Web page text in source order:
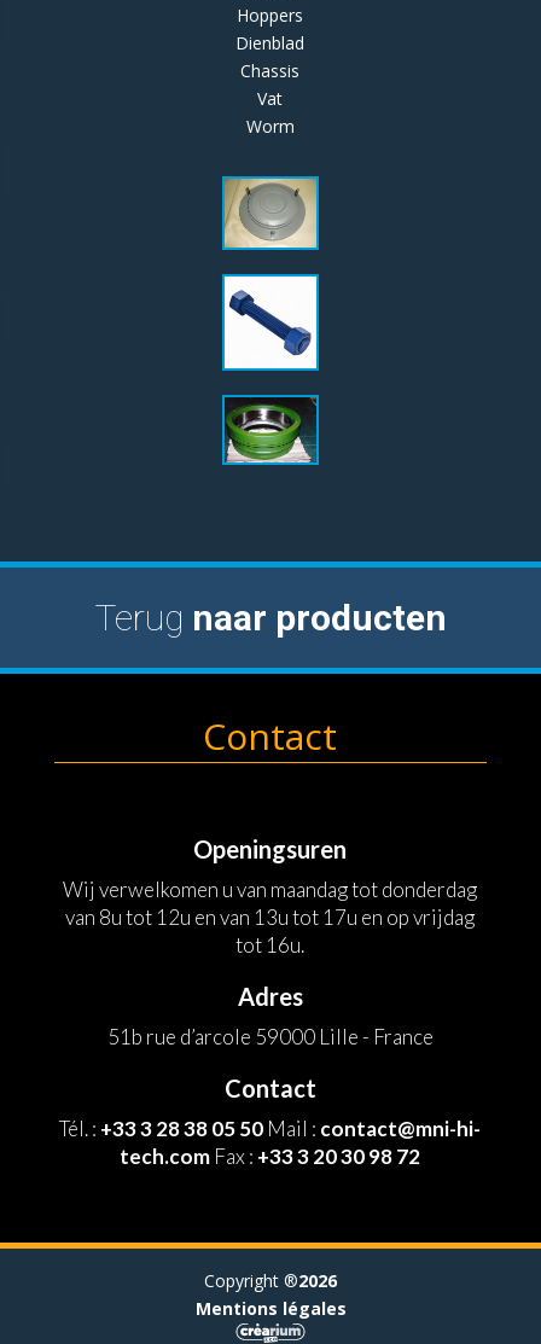
Hoppers
Dienblad
Chassis
Vat
Worm
Terug naar producten
Contact
Openingsuren
Wij verwelkomen u van maandag tot donderdag
van 8u tot 12u en van 13u tot 17u en op vrijdag
tot 16u.
Adres
51b rue d’arcole 59000 Lille - France
Contact
Tél. : +33 3 28 38 05 50 Mail : contact@mni-hi-
tech.com Fax : +33 3 20 30 98 72
Copyright ®2026
Mentions légales